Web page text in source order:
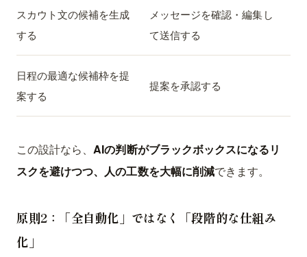
スカウト文の候補を生成
する
メッセージを確認・編集し
て送信する
日程の最適な候補枠を提
案する
提案を承認する
この設計なら、AIの判断がブラックボックスになるリ
スクを避けつつ、人の工数を大幅に削減できます。
原則2：「全自動化」ではなく「段階的な仕組み
化」